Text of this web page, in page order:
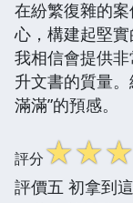
在紛繁復雜的
心，構建起堅實
我相信會提供
升文書的質量
滿滿”的預感。
評分☆☆☆
評價五 初拿到